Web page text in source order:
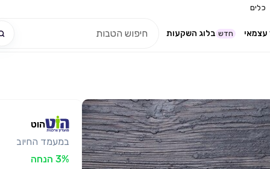
כלים
בלוג השקעות חדש
הוט
במעמד החיוב
3% הנחה